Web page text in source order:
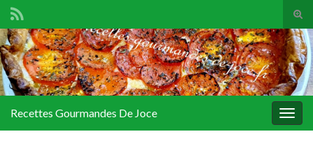
Search for:
Recettes Gourmandes De Joce